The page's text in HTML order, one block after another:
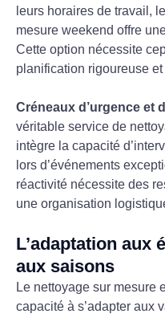
leurs horaires de travail,
mesure weekend offre
Cette option nécessite
planification rigoureuse
Créneaux d’urgence et
véritable service de
intègre la capacité
lors d’événements
réactivité nécessite des
une organisation
L’adaptation aux
aux saisons
Le nettoyage sur mesure
capacité à s’adapter aux